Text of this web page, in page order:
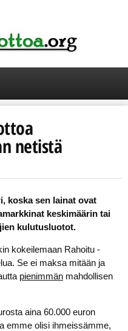
netistä
koska sen lainat ovat
keskimäärin tai
kulutusluotot.
kokeilemaan Rahoitu -
Se ei maksa mitään ja
pienimmän mahdollisen
aina 60.000 euron
emme olisi ihmeissämme,